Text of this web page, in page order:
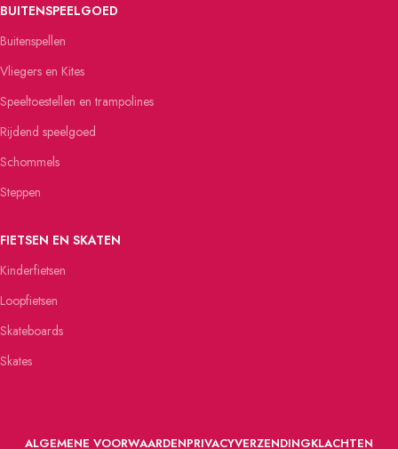
BUITENSPEELGOED
Buitenspellen
Vliegers en Kites
Speeltoestellen en trampolines
Rijdend speelgoed
Schommels
Steppen
FIETSEN EN SKATEN
Kinderfietsen
Loopfietsen
Skateboards
Skates
ALGEMENE VOORWAARDENPRIVACYVERZENDINGKLACHTEN